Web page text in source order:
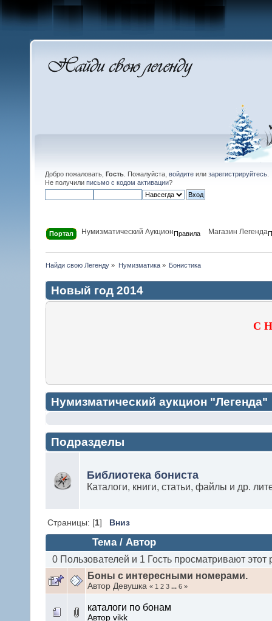
Добро пожаловать, Гость . Пожалуйста, войдите или зарегистрируйтесь
Не получили письмо с кодом активации?
Портал Нумизматический АукционПравила Магазин Легенда
Найди свою Легенду » Нумизматика» Бонистика
Новый год 2014
С
Нумизматический аукцион "Легенда"
Подразделы
Библиотека бониста
Каталоги, книги, статьи, файлы и др.
Страницы: [1] Вниз
Тема / Автор
0 Пользователей и 1 Гость просматривают этот
Боны с интересными номерами.
Автор Девушка « 1 2 3 ... 6 »
каталоги по бонам
Автор vikk